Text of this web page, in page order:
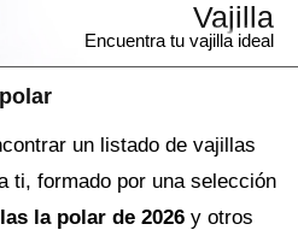
Vajilla
Encuentra tu vajilla ideal
un listado de vajillas
ti, formado por una selección
la polar de 2026 y otros